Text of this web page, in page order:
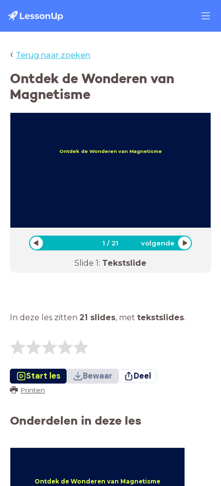
‹ Terug naar zoeken
Ontdek de Wonderen van
Magnetisme
Ontdek de Wonderen van Magnetisme
1 /21 volgende
Slide 1: Tekstslide
In deze les zitten 21 slides, met tekstslides.
Start les Bewaar Deel
Printen
Onderdelen in deze les
Ontdek de Wonderen van Magnetisme